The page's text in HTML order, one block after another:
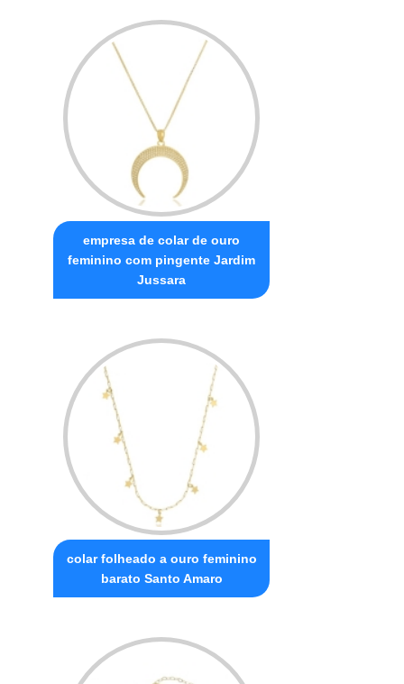
empresa de colar de ouro
feminino com pingente Jardim
Jussara
colar folheado a ouro feminino
barato Santo Amaro